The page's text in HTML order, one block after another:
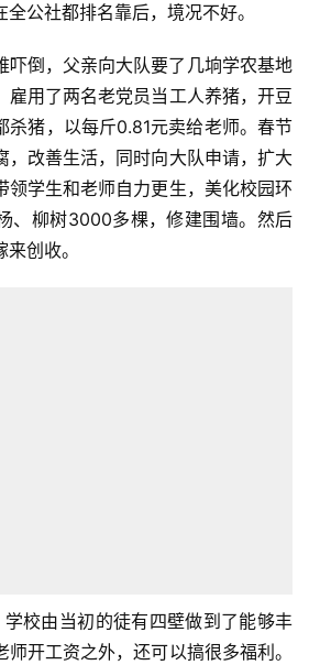
公社都排名靠后，境况不好。
吓倒，父亲向大队要了几垧学农基地
雇用了两名老党员当工人养猪，开豆
杀猪，以每斤0.81元卖给老师。春节
，改善生活，同时向大队申请，扩大
领学生和老师自力更生，美化校园环
、柳树3000多棵，修建围墙。然后
创收。
校由当初的徒有四壁做到了能够丰
开工资之外，还可以搞很多福利。